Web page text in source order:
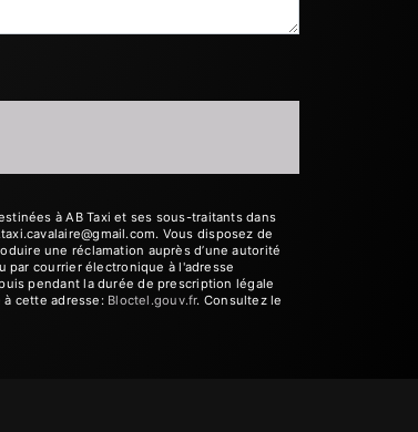
à AB Taxi et ses sous-traitants dans
Vous disposez de
une réclamation auprès d’une autorité
par courrier électronique à l'adresse
pendant la durée de prescription légale
cette adresse: Bloctel.gouv.fr. Consultez le